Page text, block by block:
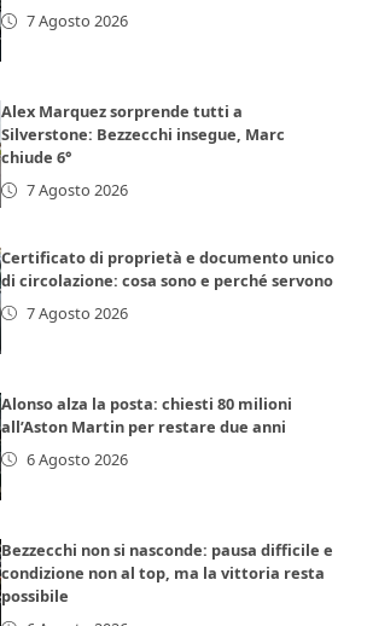
7 Agosto 2026
Alex Marquez sorprende tutti a
Silverstone: Bezzecchi insegue, Marc
chiude 6°
7 Agosto 2026
Certificato di proprietà e documento unico
di circolazione: cosa sono e perché servono
7 Agosto 2026
Alonso alza la posta: chiesti 80 milioni
all’Aston Martin per restare due anni
6 Agosto 2026
Bezzecchi non si nasconde: pausa difficile e
condizione non al top, ma la vittoria resta
possibile